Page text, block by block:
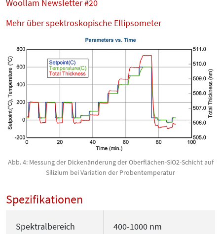
Woollam Newsletter #20
Mehr über spektroskopische Ellipsometer
Abb. 4: Messung der Dickenänderung der Oberflächen-SiO2-Schicht auf
Silizium bei Variation der Probentemperatur
Spezifikationen
Spektralbereich 400-1000 nm